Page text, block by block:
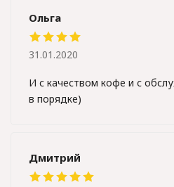
Ольга
И с качеством кофе и с
в порядке)
31.01.2020
Дмитрий